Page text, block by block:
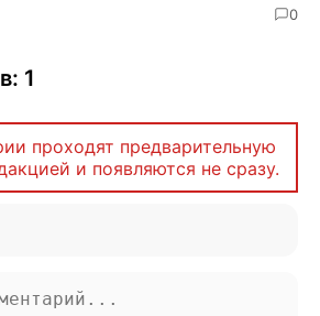
0
1
проходят предварительную
и появляются не сразу.